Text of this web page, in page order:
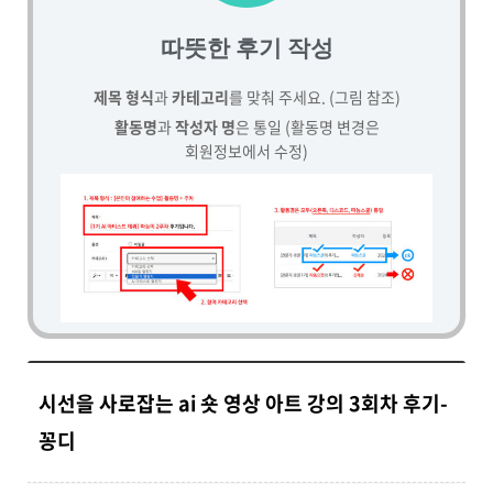
따뜻한 후기 작성
제목 형식과카테고리를 맞춰 주세요. (그림 참조)
활동명과작성자 명은 통일 (활동명 변경은
회원정보에서 수정)
시선을 사로잡는 ai 숏 영상 아트 강의 3회차 후기-
꽁디